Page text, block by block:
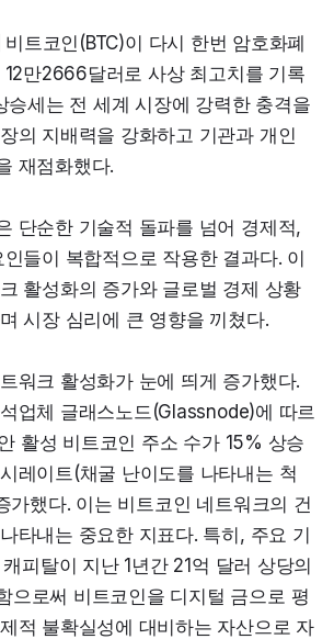
트코인(BTC)이 다시 한번 암호화폐
만2666달러로 사상 최고치를 기록
승세는 전 세계 시장에 강력한 충격을
의 지배력을 강화하고 기관과 개인
재점화했다.
단순한 기술적 돌파를 넘어 경제적,
들이 복합적으로 작용한 결과다. 이
활성화의 증가와 글로벌 경제 상황
시장 심리에 큰 영향을 끼쳤다.
워크 활성화가 눈에 띄게 증가했다.
업체 글래스노드(Glassnode)에 따르
활성 비트코인 주소 수가 15% 상승
레이트(채굴 난이도를 나타내는 척
가했다. 이는 비트코인 네트워크의 건
타내는 중요한 지표다. 특히, 주요 기
피탈이 지난 1년간 21억 달러 상당의
으로써 비트코인을 디지털 금으로 평
적 불확실성에 대비하는 자산으로 자